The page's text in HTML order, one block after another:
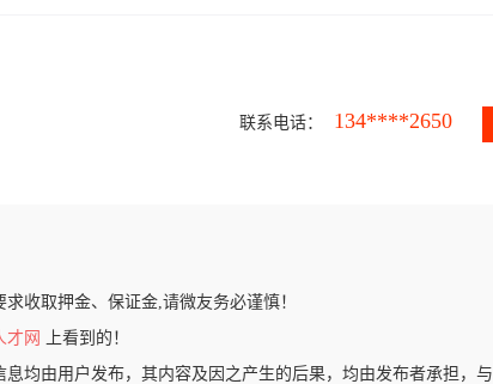
联系电话： 134****2650
收取押金、保证金,请微友务必谨慎！
才网
上看到的！
均由用户发布，其内容及因之产生的后果，均由发布者承担，与